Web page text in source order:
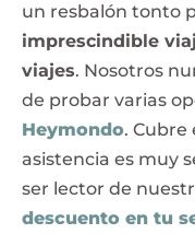
un resbalón tonto
imprescindible
viajes. Nosotros
de probar varias
Heymondo. Cubre
asistencia es muy
ser lector de
descuento en tu